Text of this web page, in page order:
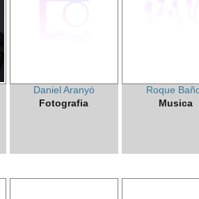
Daniel Aranyó
Fotografia
Roque
Musica